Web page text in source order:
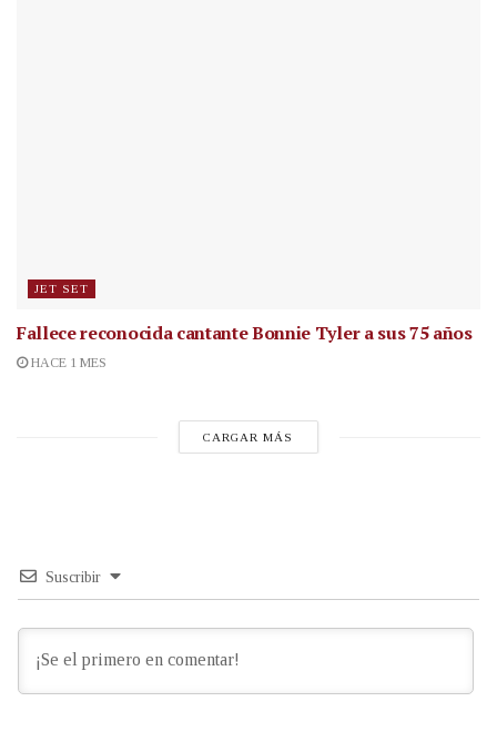
JET SET
Fallece reconocida cantanteBonnie Tyler a sus 75 años
HACE 1 MES
CARGAR MÁS
Suscribir